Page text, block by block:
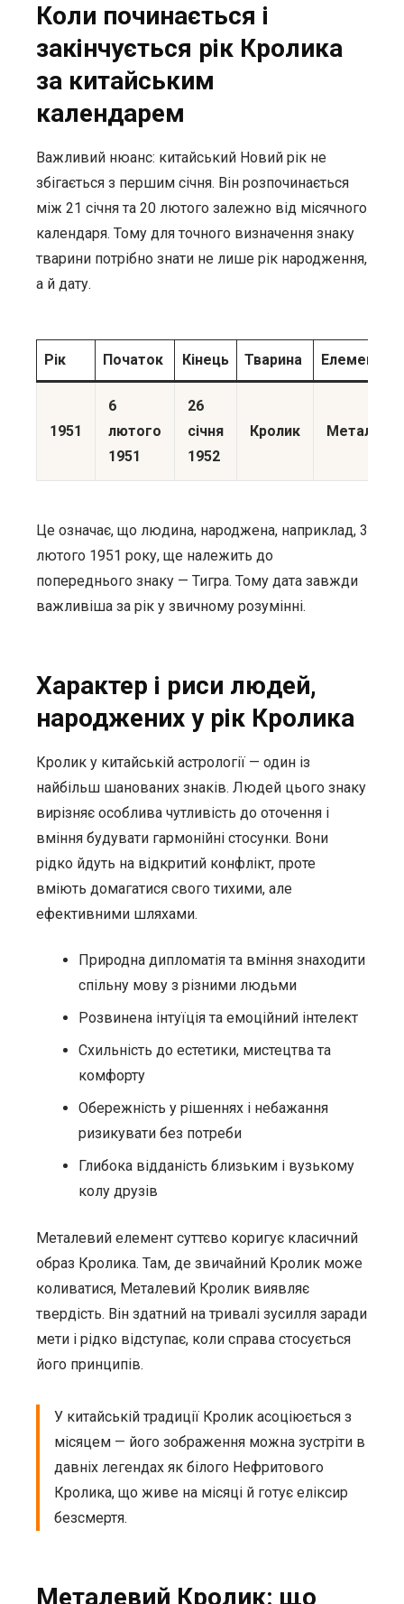
Коли починається і
закінчується рік Кролика
за китайським
календарем
Важливий нюанс: китайський Новий рік не
збігається з першим січня. Він розпочинається
між 21 січня та 20 лютого залежно від місячного
календаря. Тому для точного визначення знаку
тварини потрібно знати не лише рік народження,
а й дату.
Рік Початок Кінець Тварина Елемент
1951
6
лютого
1951
26
січня
1952
Кролик Метал
Це означає, що людина, народжена, наприклад, 3
лютого 1951 року, ще належить до
попереднього знаку — Тигра. Тому дата завжди
важливіша за рік у звичному розумінні.
Характер і риси людей,
народжених у рік Кролика
Кролик у китайській астрології — один із
найбільш шанованих знаків. Людей цього знаку
вирізняє особлива чутливість до оточення і
вміння будувати гармонійні стосунки. Вони
рідко йдуть на відкритий конфлікт, проте
вміють домагатися свого тихими, але
ефективними шляхами.
Природна дипломатія та вміння знаходити
спільну мову з різними людьми
Розвинена інтуїція та емоційний інтелект
Схильність до естетики, мистецтва та
комфорту
Обережність у рішеннях і небажання
ризикувати без потреби
Глибока відданість близьким і вузькому
колу друзів
Металевий елемент суттєво коригує класичний
образ Кролика. Там, де звичайний Кролик може
коливатися, Металевий Кролик виявляє
твердість. Він здатний на тривалі зусилля заради
мети і рідко відступає, коли справа стосується
його принципів.
У китайській традиції Кролик асоціюється з
місяцем — його зображення можна зустріти в
давніх легендах як білого Нефритового
Кролика, що живе на місяці й готує еліксир
безсмертя.
Металевий Кролик: що